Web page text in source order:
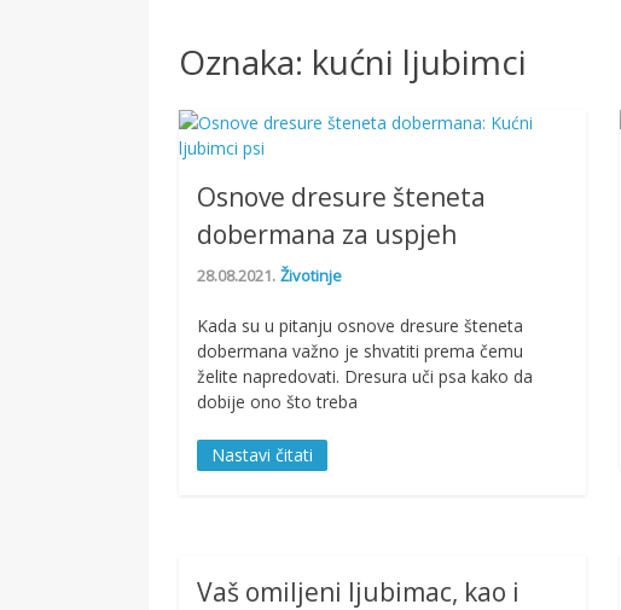
Oznaka: kućni ljubimci
Osnove dresure šteneta
dobermana za uspjeh
28.08.2021. Životinje
Kada su u pitanju osnove dresure šteneta
dobermana važno je shvatiti prema čemu
želite napredovati. Dresura uči psa kako da
dobije ono što treba
Nastavi čitati
Vaš omiljeni ljubimac, kao i